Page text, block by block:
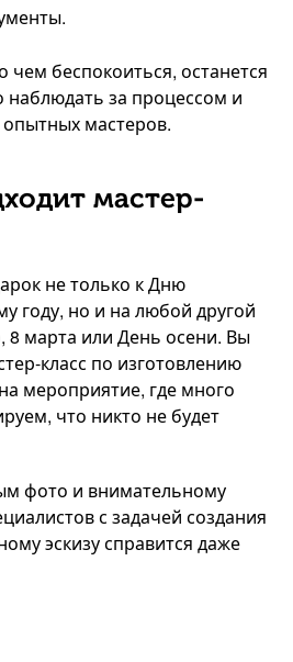
чем беспокоиться, останется
наблюдать за процессом и
мастеров.
мастер-
не только к Дню
году, но и на любой другой
8 марта или День осени. Вы
класс по изготовлению
мероприятие, где много
что никто не будет
фото и внимательному
с задачей создания
эскизу справится даже